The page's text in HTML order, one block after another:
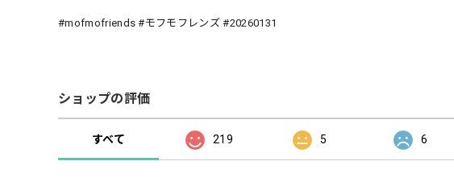
#mofmofriends #モフモフレンズ #20260131
ショップの評価
すべて 219 5 6